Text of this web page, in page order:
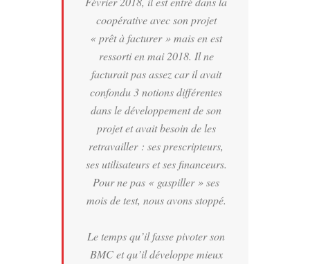
coopérative avec son projet
« prêt à facturer » mais en est
ressorti en mai 2018. Il ne
facturait pas assez car il avait
confondu 3 notions différentes
dans le développement de son
projet et avait besoin de les
retravailler : ses prescripteurs,
ses utilisateurs et ses financeurs.
Pour ne pas « gaspiller » ses
mois de test, nous avons stoppé.
Le temps qu’il fasse pivoter son
BMC et qu’il développe mieux